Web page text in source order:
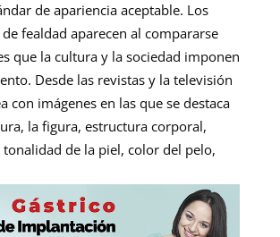
de apariencia aceptable. Los
fealdad aparecen al compararse
que la cultura y la sociedad imponen
Desde las revistas y la televisión
con imágenes en las que se destaca
la figura, estructura corporal,
de la piel, color del pelo,